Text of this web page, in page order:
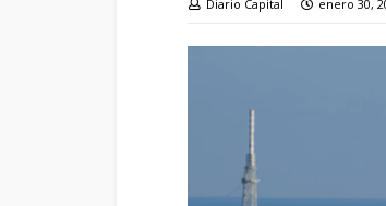
Diario Capital enero 30,